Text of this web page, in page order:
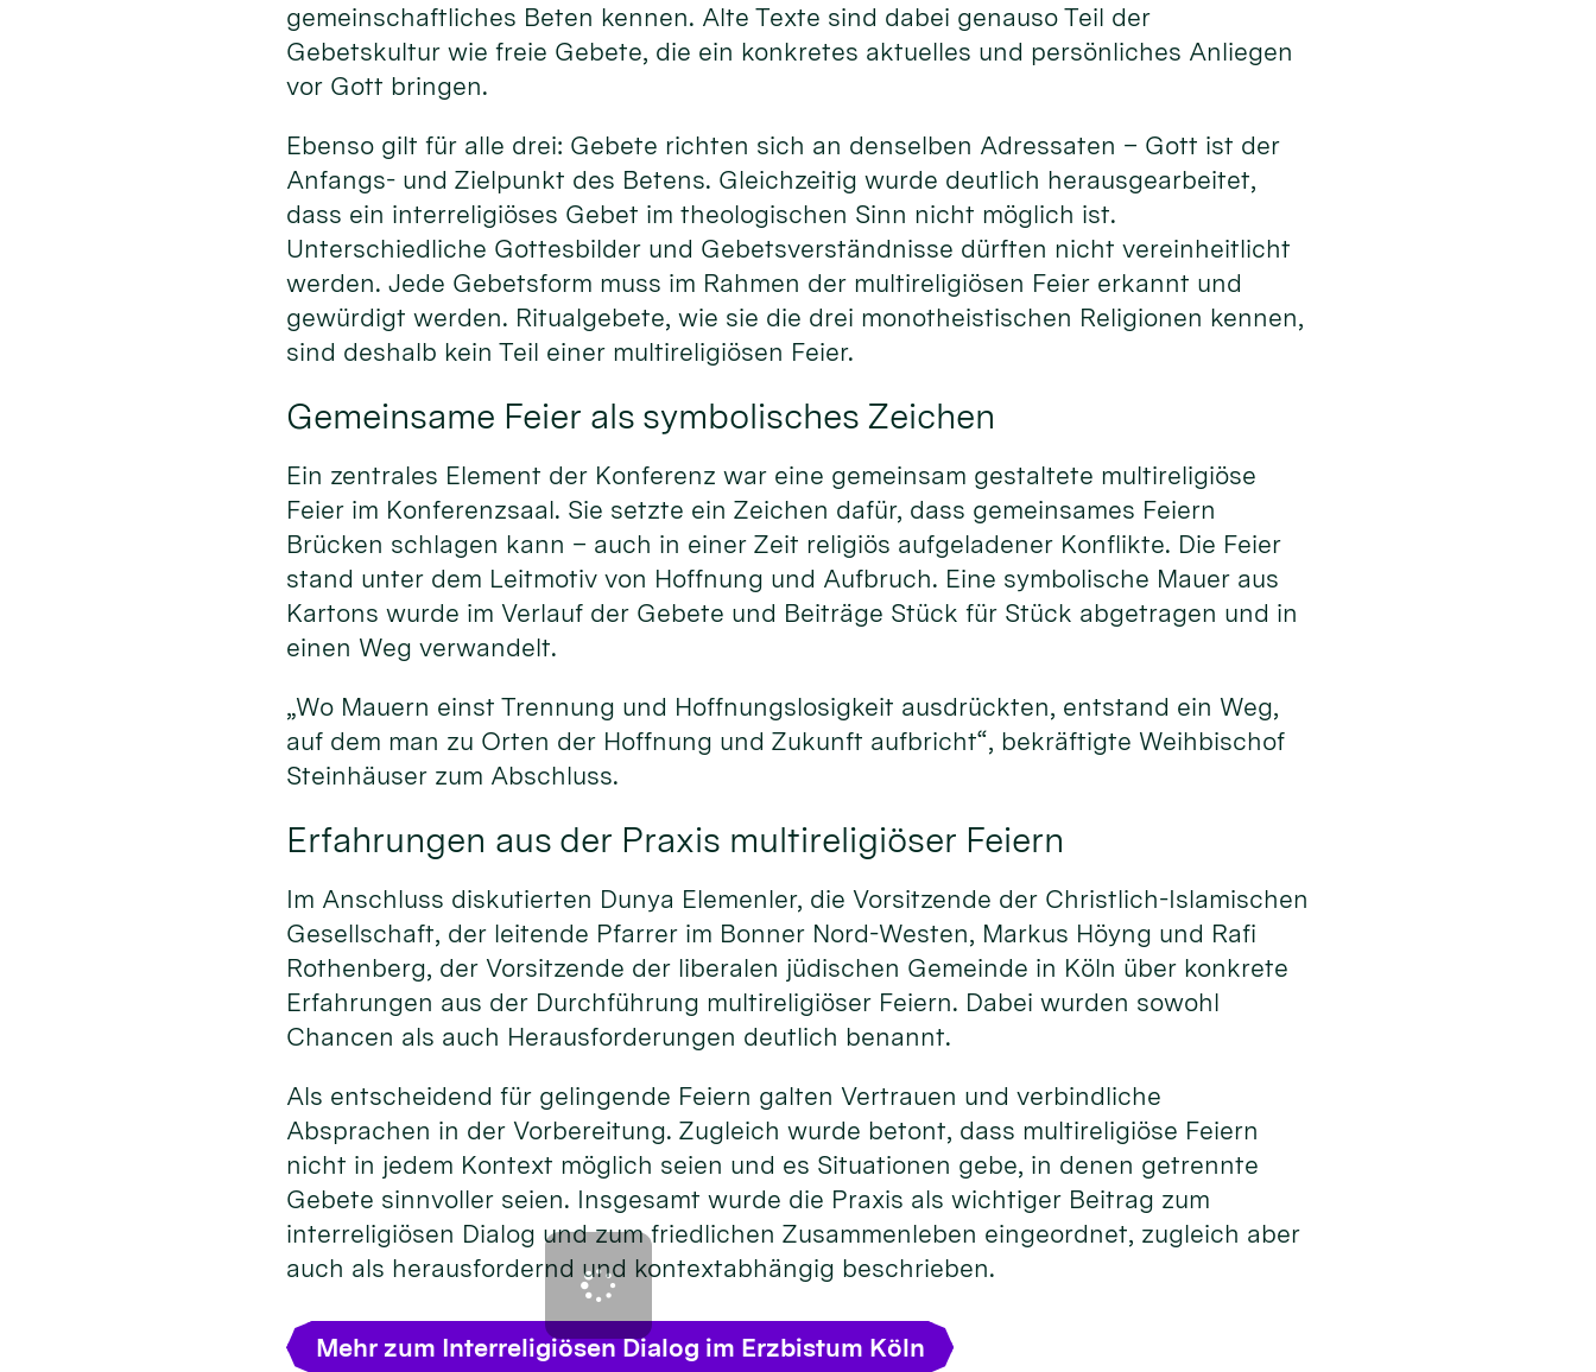
gemeinschaftliches Beten kennen. Alte Texte sind dabei genauso Teil der
Gebetskultur wie freie Gebete, die ein konkretes aktuelles und persönliches Anliegen
vor Gott bringen.
Ebenso gilt für alle drei: Gebete richten sich an denselben Adressaten – Gott ist der
Anfangs- und Zielpunkt des Betens. Gleichzeitig wurde deutlich herausgearbeitet,
dass ein interreligiöses Gebet im theologischen Sinn nicht möglich ist.
Unterschiedliche Gottesbilder und Gebetsverständnisse dürften nicht vereinheitlicht
werden. Jede Gebetsform muss im Rahmen der multireligiösen Feier erkannt und
gewürdigt werden. Ritualgebete, wie sie die drei monotheistischen Religionen kennen,
sind deshalb kein Teil einer multireligiösen Feier.
Gemeinsame Feier als symbolisches Zeichen
Ein zentrales Element der Konferenz war eine gemeinsam gestaltete multireligiöse
Feier im Konferenzsaal. Sie setzte ein Zeichen dafür, dass gemeinsames Feiern
Brücken schlagen kann – auch in einer Zeit religiös aufgeladener Konflikte. Die Feier
stand unter dem Leitmotiv von Hoffnung und Aufbruch. Eine symbolische Mauer aus
Kartons wurde im Verlauf der Gebete und Beiträge Stück für Stück abgetragen und in
einen Weg verwandelt.
„Wo Mauern einst Trennung und Hoffnungslosigkeit ausdrückten, entstand ein Weg,
auf dem man zu Orten der Hoffnung und Zukunft aufbricht“, bekräftigte Weihbischof
Steinhäuser zum Abschluss.
Erfahrungen aus der Praxis multireligiöser Feiern
Im Anschluss diskutierten Dunya Elemenler, die Vorsitzende der Christlich-Islamischen
Gesellschaft, der leitende Pfarrer im Bonner Nord-Westen, Markus Höyng und Rafi
Rothenberg, der Vorsitzende der liberalen jüdischen Gemeinde in Köln über konkrete
Erfahrungen aus der Durchführung multireligiöser Feiern. Dabei wurden sowohl
Chancen als auch Herausforderungen deutlich benannt.
Als entscheidend für gelingende Feiern galten Vertrauen und verbindliche
Absprachen in der Vorbereitung. Zugleich wurde betont, dass multireligiöse Feiern
nicht in jedem Kontext möglich seien und es Situationen gebe, in denen getrennte
Gebete sinnvoller seien. Insgesamt wurde die Praxis als wichtiger Beitrag zum
interreligiösen Dialog und zum friedlichen Zusammenleben eingeordnet, zugleich aber
auch als herausfordernd und kontextabhängig beschrieben.
Mehr zum Interreligiösen Dialog im Erzbistum Köln